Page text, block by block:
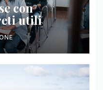
con
utili